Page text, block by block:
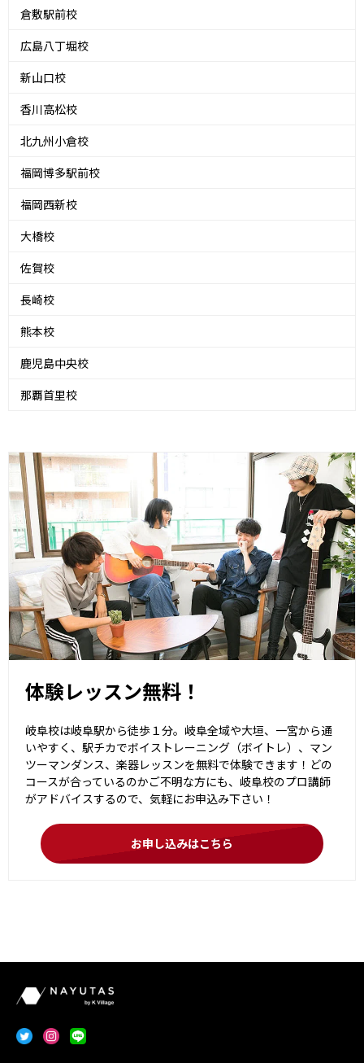
倉敷駅前校
広島八丁堀校
新山口校
香川高松校
北九州小倉校
福岡博多駅前校
福岡西新校
大橋校
佐賀校
長崎校
熊本校
鹿児島中央校
那覇首里校
体験レッスン無料！
岐阜校は岐阜駅から徒歩１分。岐阜全域や大垣、一宮から通
いやすく、駅チカでボイストレーニング（ボイトレ）、マン
ツーマンダンス、楽器レッスンを無料で体験できます！どの
コースが合っているのかご不明な方にも、岐阜校のプロ講師
がアドバイスするので、気軽にお申込み下さい！
お申し込みはこちら